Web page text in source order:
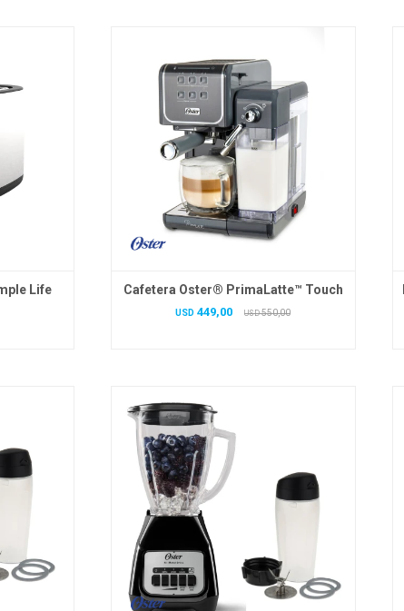
Life Cafetera Oster® PrimaLatte™ Touch
USD 449,00 USD 550,00